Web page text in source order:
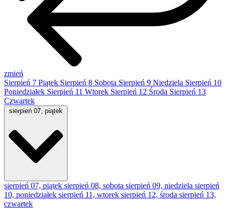
zmień
Sierpień 7 Piątek Sierpień 8 Sobota Sierpień 9 Niedziela Sierpień 10
Poniedziałek Sierpień 11 Wtorek Sierpień 12 Środa Sierpień 13
Czwartek
sierpień 07, piątek
sierpień 07, piątek sierpień 08, sobota sierpień 09, niedziela sierpień
10, poniedziałek sierpień 11, wtorek sierpień 12, środa sierpień 13,
czwartek